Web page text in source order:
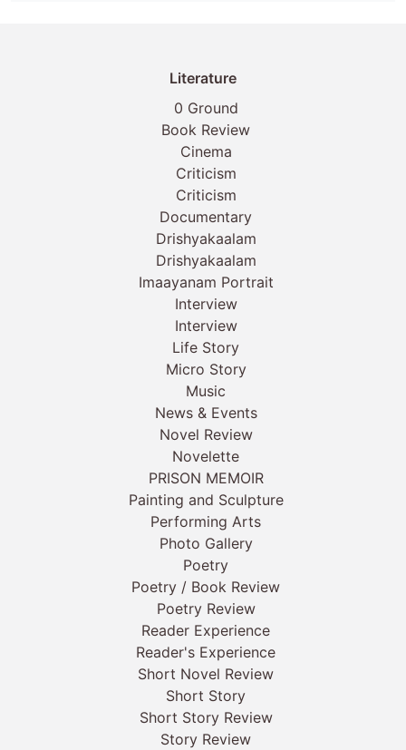
Literature
0 Ground
Book Review
Cinema
Criticism
Criticism
Documentary
Drishyakaalam
Drishyakaalam
Imaayanam Portrait
Interview
Interview
Life Story
Micro Story
Music
News & Events
Novel Review
Novelette
PRISON MEMOIR
Painting and Sculpture
Performing Arts
Photo Gallery
Poetry
Poetry / Book Review
Poetry Review
Reader Experience
Reader's Experience
Short Novel Review
Short Story
Short Story Review
Story Review